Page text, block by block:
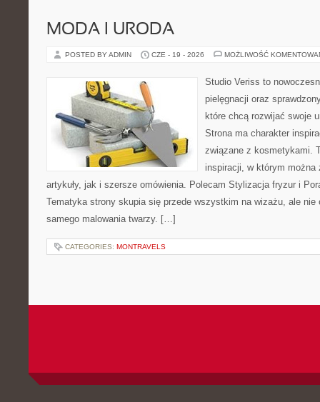
MODA I URODA
POSTED BY ADMIN CZE - 19 - 2026 MOŻLIWOŚĆ
Studio Veriss to
pielęgnacji oraz
które chcą rozwijać swoje
Strona ma charakter
związane z kosmetykami.
inspiracji, w którym
artykuły, jak i szersze omówienia. Polecam Stylizacja fryzur i
Tematyka strony skupia się przede wszystkim na wizażu, ale nie
samego malowania twarzy. […]
CATEGORIES: MONTRAVELS